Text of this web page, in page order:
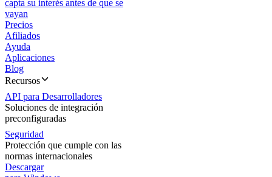
capta su interés antes de que se
vayan
Precios
Afiliados
Ayuda
Aplicaciones
Blog
Recursos
API para Desarrolladores
Soluciones de integración
preconfiguradas
Seguridad
Protección que cumple con las
normas internacionales
Descargar